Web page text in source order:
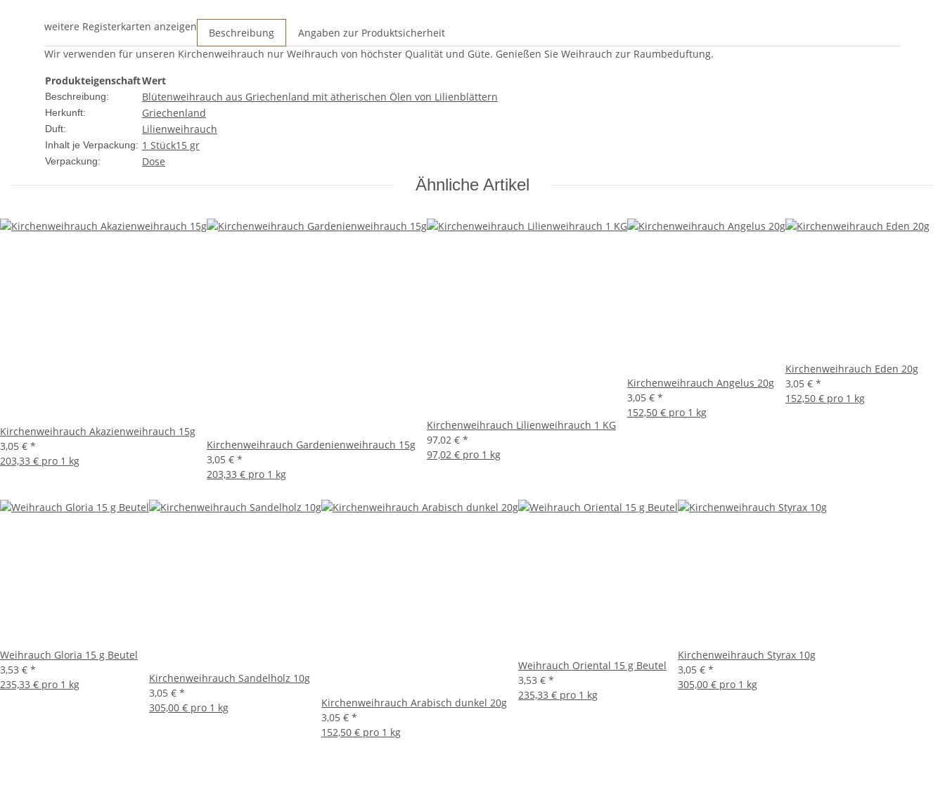
weitere Registerkarten anzeigen Beschreibung
Angaben zur Produktsicherheit
Wir verwenden für unseren Kirchenweihrauch nur Weihrauch von höchster Qualität und Güte. Genießen Sie Weihrauch zur Raumbeduftung.
ProdukteigenschaftWert
Beschreibung: Blütenweihrauch aus Griechenland mit ätherischen Ölen von Lilienblättern
Herkunft: Griechenland
Duft: Lilienweihrauch
Inhalt je Verpackung: 1 Stück15 gr
Verpackung: Dose
Ähnliche Artikel
Kirchenweihrauch Akazienweihrauch 15g
3,05 € *
203,33 € pro 1 kg
Kirchenweihrauch Gardenienweihrauch 15g
3,05 € *
203,33 € pro 1 kg
Kirchenweihrauch Lilienweihrauch 1 KG
97,02 € *
97,02 € pro 1 kg
Kirchenweihrauch Angelus 20g
3,05 € *
152,50 € pro 1 kg
Kirchenweihrauch Eden 20g
3,05 € *
152,50 € pro 1 kg
Weihrauch Gloria 15 g Beutel
3,53 € *
235,33 € pro 1 kg
Kirchenweihrauch Sandelholz 10g
3,05 € *
305,00 € pro 1 kg
Kirchenweihrauch Arabisch dunkel 20g
3,05 € *
152,50 € pro 1 kg
Weihrauch Oriental 15 g Beutel
3,53 € *
235,33 € pro 1 kg
Kirchenweihrauch Styrax 10g
3,05 € *
305,00 € pro 1 kg